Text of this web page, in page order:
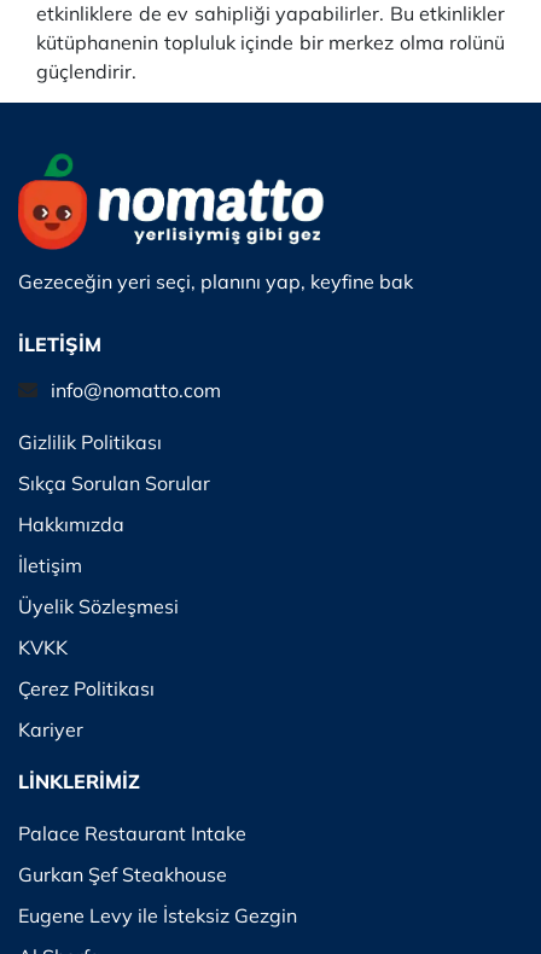
etkinliklere de ev sahipliği yapabilirler. Bu etkinlikler
kütüphanenin topluluk içinde bir merkez olma rolünü
güçlendirir.
Gezeceğin yeri seçi, planını yap, keyfine bak
İLETİŞİM
info@nomatto.com
Gizlilik Politikası
Sıkça Sorulan Sorular
Hakkımızda
İletişim
Üyelik Sözleşmesi
KVKK
Çerez Politikası
Kariyer
LİNKLERİMİZ
Palace Restaurant Intake
Gurkan Şef Steakhouse
Eugene Levy ile İsteksiz Gezgin